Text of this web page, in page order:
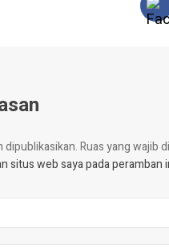
dipublikasikan.Ruas yang wajib
situs web saya pada